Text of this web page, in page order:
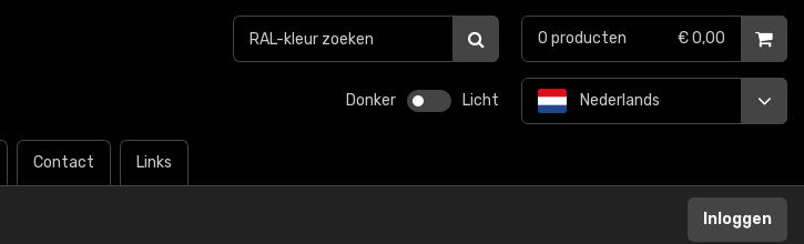
Donker Licht
Contact Links
Nederlands
0 producten € 0,00
Inloggen